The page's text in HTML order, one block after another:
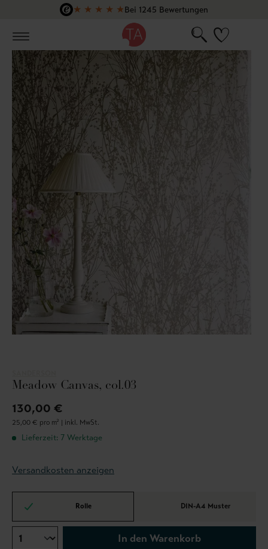
Zum Hauptinhalt springen
★ ★ ★ ★ ★Bei 1245 Bewertungen
Meadow Canvas, col.03
130,00 €
25,00 € pro m² | inkl. MwSt.
Lieferzeit: 7 Werktage
Versandkosten anzeigen
Rolle DIN-A4 Muster
In den Warenkorb